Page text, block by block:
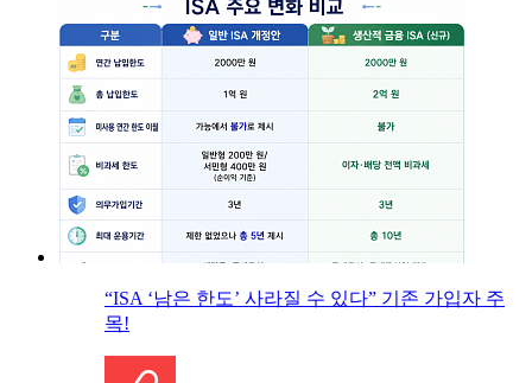
“ISA ‘남은 한도’ 사라질 수 있다” 기존 가입자 주
목!